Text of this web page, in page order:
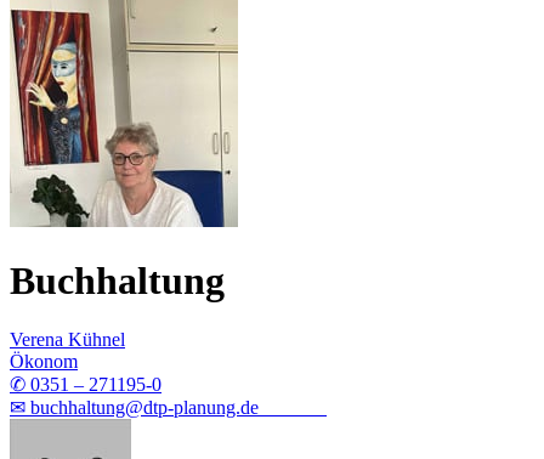
Buchhaltung
Verena Kühnel
Ökonom
✆ 0351 – 271195-0
✉ buchhaltung@dtp-planung.de